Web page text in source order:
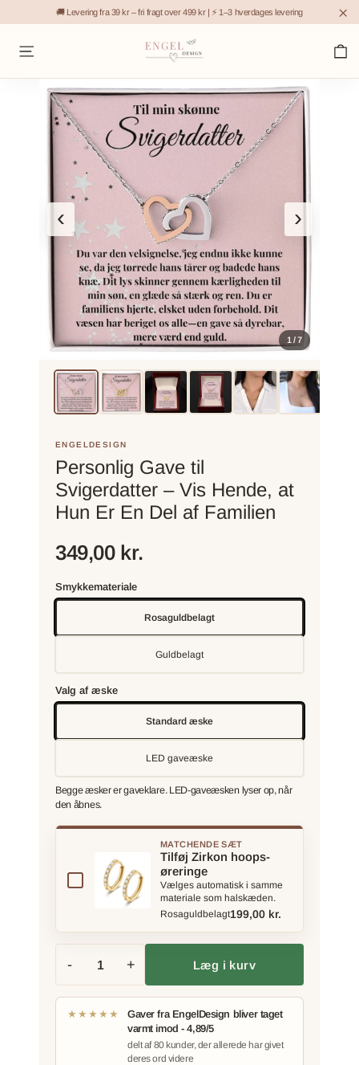
indhold
🚚 Levering fra 39 kr – fri fragt over 499 kr | ⚡ 1–3 hverdages levering
Sidenavigation
‹ ›
1 / 7
ENGELDESIGN
Personlig Gave til
Svigerdatter – Vis Hende, at
Hun Er En Del af Familien
349,00 kr.
Smykkemateriale
Rosaguldbelagt
Guldbelagt
Valg af æske
Standard æske
LED gaveæske
Begge æsker er gaveklare. LED-gaveæsken lyser op, når
den åbnes.
MATCHENDE SÆT
Tilføj Zirkon hoops-
øreringe
Vælges automatisk i samme
materiale som halskæden.
Rosaguldbelagt199,00 kr.
- + Læg i kurv
★★★★★
Gaver fra EngelDesign bliver taget
varmt imod - 4,89/5
delt af 80 kunder, der allerede har givet
deres ord videre